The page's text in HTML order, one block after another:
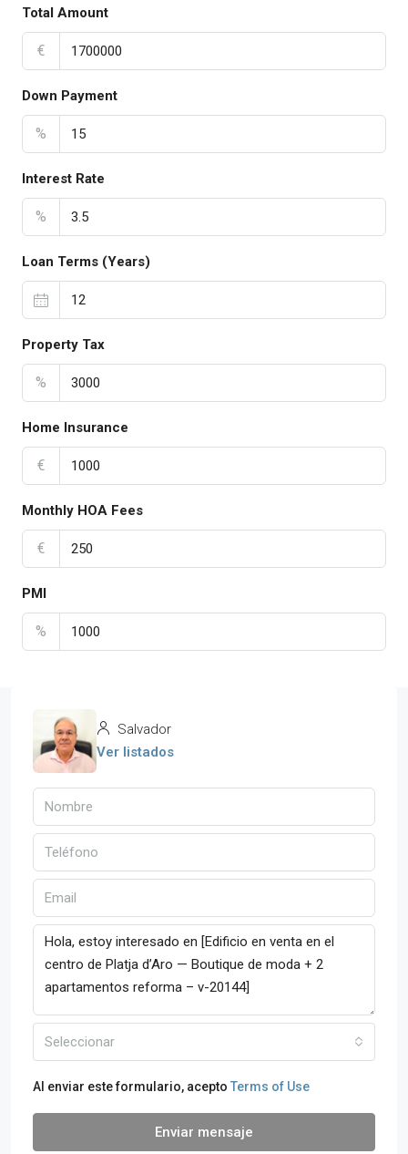
Total Amount
€
Down Payment
%
Interest Rate
%
Loan Terms (Years)
Property Tax
%
Home Insurance
€
Monthly HOA Fees
€
PMI
%
Salvador
Ver listados
Seleccionar
Al enviar este formulario, acepto Terms of Use
Enviar mensaje